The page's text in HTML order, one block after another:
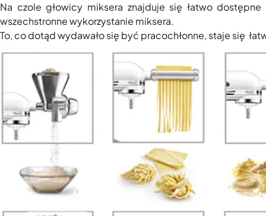
Na czole głowicy miksera znajduje się łatwo
wszechstronne wykorzystanie miksera.
To, co dotąd wydawało się być pracochłonne, staje się